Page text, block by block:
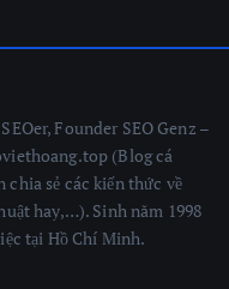
Founder SEO Genz –
(Blog cá
chia sẻ các kiến thức về
hay,…). Sinh năm 1998
tại Hồ Chí Minh.